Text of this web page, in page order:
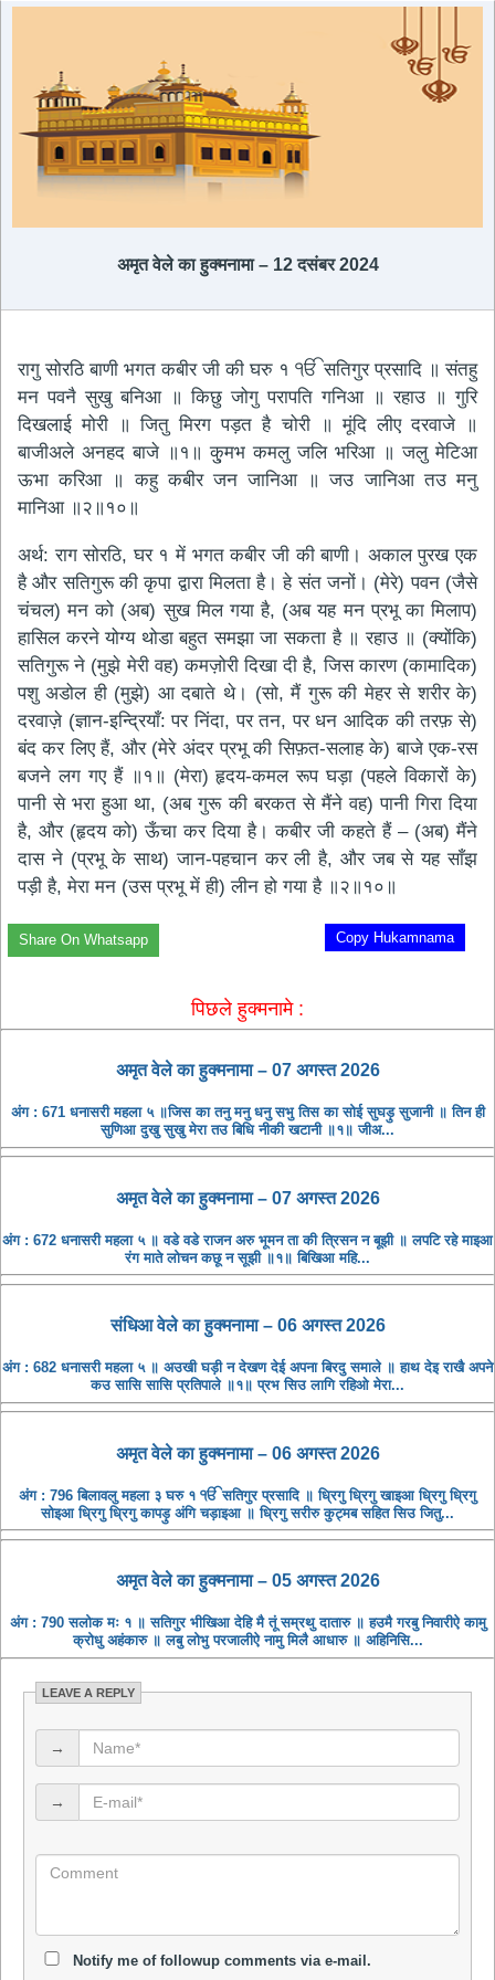
अमृत ​​वेले का हुक्मनामा – 12 दसंबर 2024
रागु सोरठि बाणी भगत कबीर जी की घरु १ ੴ सतिगुर प्रसादि ॥ संतहु
मन पवनै सुखु बनिआ ॥ किछु जोगु परापति गनिआ ॥ रहाउ ॥ गुरि
दिखलाई मोरी ॥ जितु मिरग पड़त है चोरी ॥ मूंदि लीए दरवाजे ॥
बाजीअले अनहद बाजे ॥१॥ कु्मभ कमलु जलि भरिआ ॥ जलु मेटिआ
ऊभा करिआ ॥ कहु कबीर जन जानिआ ॥ जउ जानिआ तउ मनु
मानिआ ॥२॥१०॥
अर्थ: राग सोरठि, घर १ में भगत कबीर जी की बाणी। अकाल पुरख एक
है और सतिगुरू की कृपा द्वारा मिलता है। हे संत जनों। (मेरे) पवन (जैसे
चंचल) मन को (अब) सुख मिल गया है, (अब यह मन प्रभू का मिलाप)
हासिल करने योग्य थोडा बहुत समझा जा सकता है ॥ रहाउ ॥ (क्योंकि)
सतिगुरू ने (मुझे मेरी वह) कमज़ोरी दिखा दी है, जिस कारण (कामादिक)
पशु अडोल ही (मुझे) आ दबाते थे। (सो, मैं गुरू की मेहर से शरीर के)
दरवाज़े (ज्ञान-इन्द्रियाँ: पर निंदा, पर तन, पर धन आदिक की तरफ़ से)
बंद कर लिए हैं, और (मेरे अंदर प्रभू की सिफ़त-सलाह के) बाजे एक-रस
बजने लग गए हैं ॥१॥ (मेरा) हृदय-कमल रूप घड़ा (पहले विकारों के)
पानी से भरा हुआ था, (अब गुरू की बरकत से मैंने वह) पानी गिरा दिया
है, और (हृदय को) ऊँचा कर दिया है। कबीर जी कहते हैं – (अब) मैंने
दास ने (प्रभू के साथ) जान-पहचान कर ली है, और जब से यह साँझ
पड़ी है, मेरा मन (उस प्रभू में ही) लीन हो गया है ॥२॥१०॥
Copy Hukamnama
Share On Whatsapp
पिछले हुक्मनामे :
अमृत ​​वेले का हुक्मनामा – 07 अगस्त 2026
अंग : 671 धनासरी महला ५ ॥जिस का तनु मनु धनु सभु तिस का सोई सुघड़ु सुजानी ॥ तिन ही
सुणिआ दुखु सुखु मेरा तउ बिधि नीकी खटानी ॥१॥ जीअ...
अमृत ​​वेले का हुक्मनामा – 07 अगस्त 2026
अंग : 672 धनासरी महला ५ ॥ वडे वडे राजन अरु भूमन ता की त्रिसन न बूझी ॥ लपटि रहे माइआ
रंग माते लोचन कछू न सूझी ॥१॥ बिखिआ महि...
संधिआ ​​वेले का हुक्मनामा – 06 अगस्त 2026
अंग : 682 धनासरी महला ५ ॥ अउखी घड़ी न देखण देई अपना बिरदु समाले ॥ हाथ देइ राखै अपने
कउ सासि सासि प्रतिपाले ॥१॥ प्रभ सिउ लागि रहिओ मेरा...
अमृत ​​वेले का हुक्मनामा – 06 अगस्त 2026
अंग : 796 बिलावलु महला ३ घरु १ ੴ सतिगुर प्रसादि ॥ ध्रिगु ध्रिगु खाइआ ध्रिगु ध्रिगु
सोइआ ध्रिगु ध्रिगु कापड़ु अंगि चड़ाइआ ॥ ध्रिगु सरीरु कुट्मब सहित सिउ जितु...
अमृत ​​वेले का हुक्मनामा – 05 अगस्त 2026
अंग : 790 सलोक मः १ ॥ सतिगुर भीखिआ देहि मै तूं सम्रथु दातारु ॥ हउमै गरबु निवारीऐ कामु
क्रोधु अहंकारु ॥ लबु लोभु परजालीऐ नामु मिलै आधारु ॥ अहिनिसि...
LEAVE A REPLY
→
→
Notify me of followup comments via e-mail.